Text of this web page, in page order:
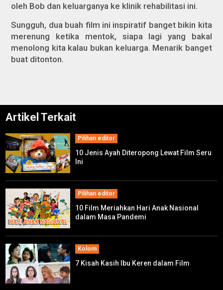
oleh Bob dan keluarganya ke klinik rehabilitasi ini.
Sungguh, dua buah film ini inspiratif banget bikin kita
merenung ketika mentok, siapa lagi yang bakal
menolong kita kalau bukan keluarga. Menarik banget
buat ditonton.
Artikel Terkait
Pilihan editor
10 Jenis Ayah Diteropong Lewat Film Seru
Ini
Pilihan editor
10 Film Meriahkan Hari Anak Nasional
dalam Masa Pandemi
Kolom
7 Kisah Kasih Ibu Keren dalam Film